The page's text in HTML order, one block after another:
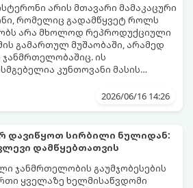
არის მთავარი მამაკაცური
რომელიც გადამწყვეტ როლს
არა მხოლოდ რეპროდუქციული
გამართულ მუშაობაში, არამედ
ის
კუნთოვანი მასის
გუნება-განწყობაზე,
ტესტოსტერონის დონე
სტრესული ცხოვრების წესი,
კვება და უმოძრაობა ამ პროცესს
აჩქარებს. დაბალი
იწვევს მუდმივ
დეპრესიას, კუნთების
ჰორმონალური თერაპიის
რომელსაც ხშირად
გვერდითი ეფექტები აქვს,
2026/06/16 14:26
დავიწყოთ სირბილი ნულიდან:
დამწყებთათვის
ჯანმრთელობის გაუმჯობესების
ყველაზე ხელმისაწვდომი